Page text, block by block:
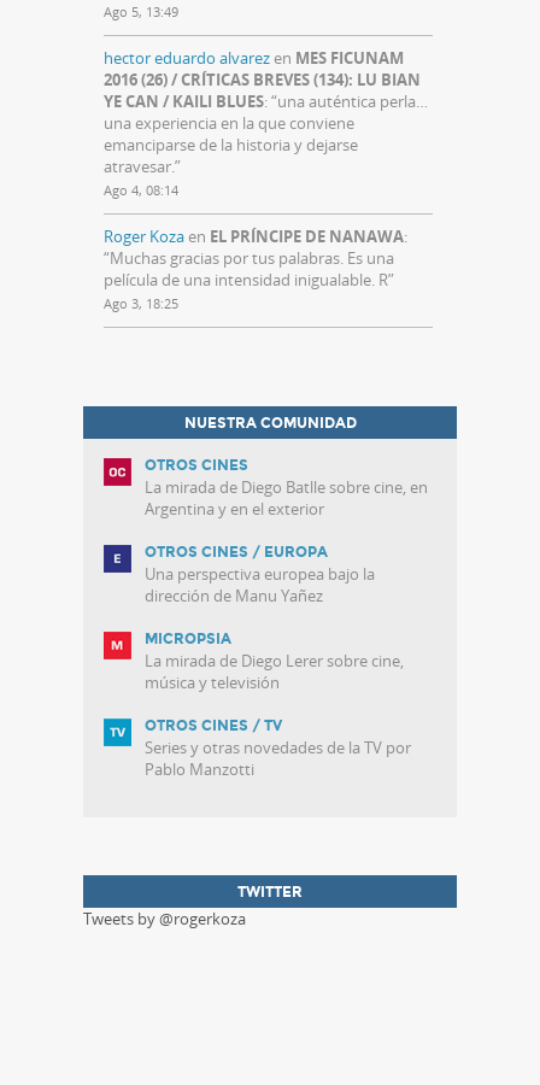
Ago 5, 13:49
hector eduardo alvarezen MES FICUNAM
2016 (26) / CRÍTICAS BREVES (134): LU BIAN
YE CAN / KAILI BLUES: “una auténtica perla…
una experiencia en la que conviene
emanciparse de la historia y dejarse
atravesar.”
Ago 4, 08:14
Roger Kozaen EL PRÍNCIPE DE NANAWA:
“Muchas gracias por tus palabras. Es una
película de una intensidad inigualable. R”
Ago 3, 18:25
NUESTRA COMUNIDAD
OTROS CINES
La mirada de Diego Batlle sobre cine, en
Argentina y en el exterior
OTROS CINES / EUROPA
Una perspectiva europea bajo la
dirección de Manu Yañez
MICROPSIA
La mirada de Diego Lerer sobre cine,
música y televisión
OTROS CINES / TV
Series y otras novedades de la TV por
Pablo Manzotti
TWITTER
Tweets by @rogerkoza